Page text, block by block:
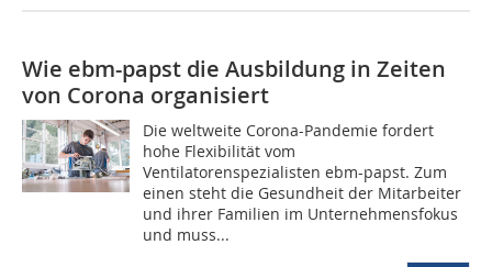
Wie ebm-papst die Ausbildung in Zeiten
von Corona organisiert
Die weltweite Corona-Pandemie fordert
hohe Flexibilität vom
Ventilatorenspezialisten ebm-papst. Zum
einen steht die Gesundheit der Mitarbeiter
und ihrer Familien im Unternehmensfokus
und muss...